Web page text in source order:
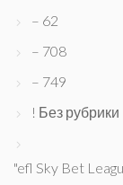
– 62
– 708
– 749
! Без рубрики
"efl Sky Bet